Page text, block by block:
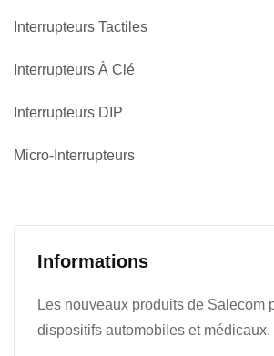
Interrupteurs Tactiles
Interrupteurs À Clé
Interrupteurs DIP
Micro-Interrupteurs
Informations
Les nouveaux produits de Salecom
dispositifs automobiles et médicaux.